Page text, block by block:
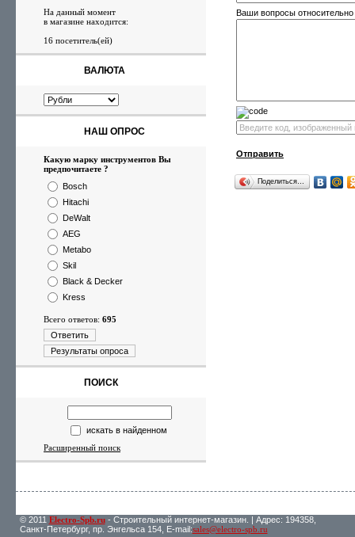
На данный момент
в магазине находится:
16 посетитель(ей)
ВАЛЮТА
НАШ ОПРОС
Какую марку инструментов Вы
предпочитаете ?
Bosch
Hitachi
DeWalt
AEG
Metabo
Skil
Black & Decker
Kress
Всего ответов: 695
Ответить
Результаты опроса
ПОИСК
искать в найденном
Расширенный поиск
Ваши вопросы относительно
Отправить
Поделиться…
© 2011 Electro-Spb.ru- Строительный интернет-магазин. | Адрес: 194358,
Санкт-Петербург, пр. Энгельса 154, E-mail:sales@electro-spb.ru